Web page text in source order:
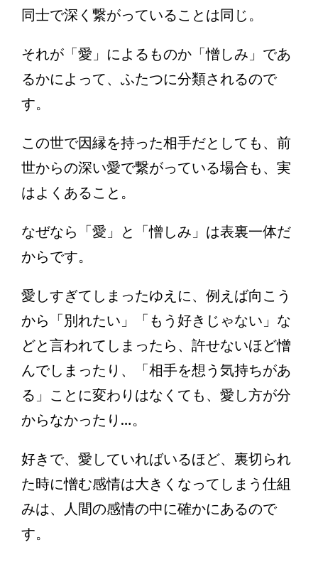
同士で深く繋がっていることは同じ。
それが「愛」によるものか「憎しみ」であ
るかによって、ふたつに分類されるので
す。
この世で因縁を持った相手だとしても、前
世からの深い愛で繋がっている場合も、実
はよくあること。
なぜなら「愛」と「憎しみ」は表裏一体だ
からです。
愛しすぎてしまったゆえに、例えば向こう
から「別れたい」「もう好きじゃない」な
どと言われてしまったら、許せないほど憎
んでしまったり、「相手を想う気持ちがあ
る」ことに変わりはなくても、愛し方が分
からなかったり…。
好きで、愛していればいるほど、裏切られ
た時に憎む感情は大きくなってしまう仕組
みは、人間の感情の中に確かにあるので
す。